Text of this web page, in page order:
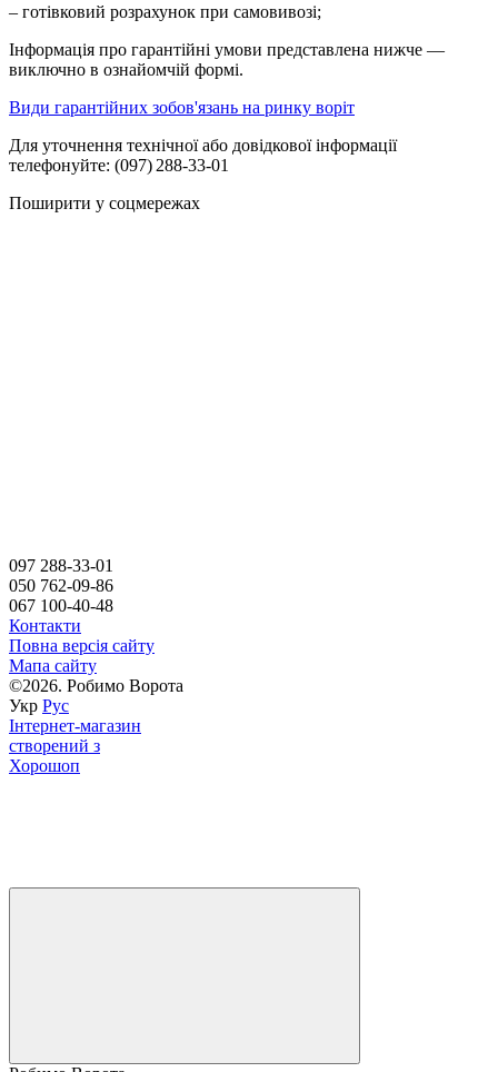
– готівковий розрахунок при самовивозі;
Інформація про гарантійні умови представлена нижче —
виключно в ознайомчій формі.
Види гарантійних зобов'язань на ринку воріт
Для уточнення технічної або довідкової інформації
телефонуйте: (097) 288‑33‑01
Поширити у соцмережах
097 288-33-01
050 762-09-86
067 100-40-48
Контакти
Повна версія сайту
Мапа сайту
©2026. Робимо Ворота
Укр Рус
Інтернет-магазин
створений з
Хорошоп